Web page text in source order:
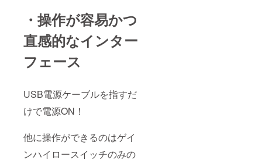
・操作が容易かつ
直感的なインター
フェース
USB電源ケーブルを指すだ
けで電源ON！
他に操作ができるのはゲイ
ンハイロースイッチのみの